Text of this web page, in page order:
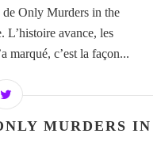
de Only Murders in the
L’histoire avance, les
marqué, c’est la façon...
MURDERS IN